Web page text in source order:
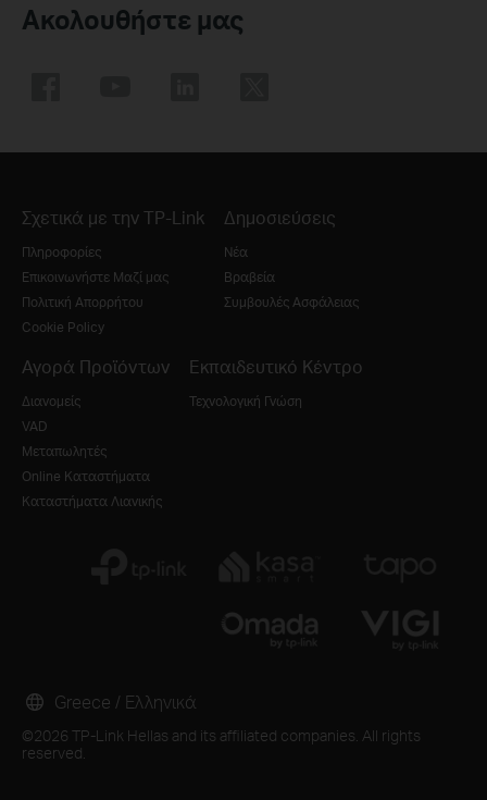
Ακολουθήστε μας
Σχετικά με την TP-Link
Πληροφορίες
Επικοινωνήστε Μαζί μας
Πολιτική Απορρήτου
Cookie Policy
Δημοσιεύσεις
Νέα
Βραβεία
Συμβουλές Ασφάλειας
Αγορά Προϊόντων
Διανομείς
VAD
Μεταπωλητές
Online Καταστήματα
Καταστήματα Λιανικής
Εκπαιδευτικό Κέντρο
Τεχνολογική Γνώση
©2026 TP-Link Hellas and its affiliated companies. All rights
reserved.
Greece / Ελληνικά